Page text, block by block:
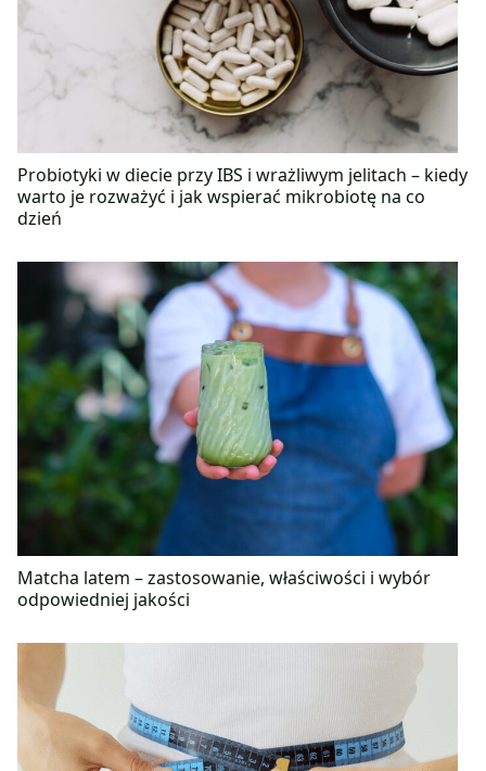
Probiotyki w diecie przy IBS i wrażliwym jelitach – kiedy
warto je rozważyć i jak wspierać mikrobiotę na co
dzień
Matcha latem – zastosowanie, właściwości i wybór
odpowiedniej jakości